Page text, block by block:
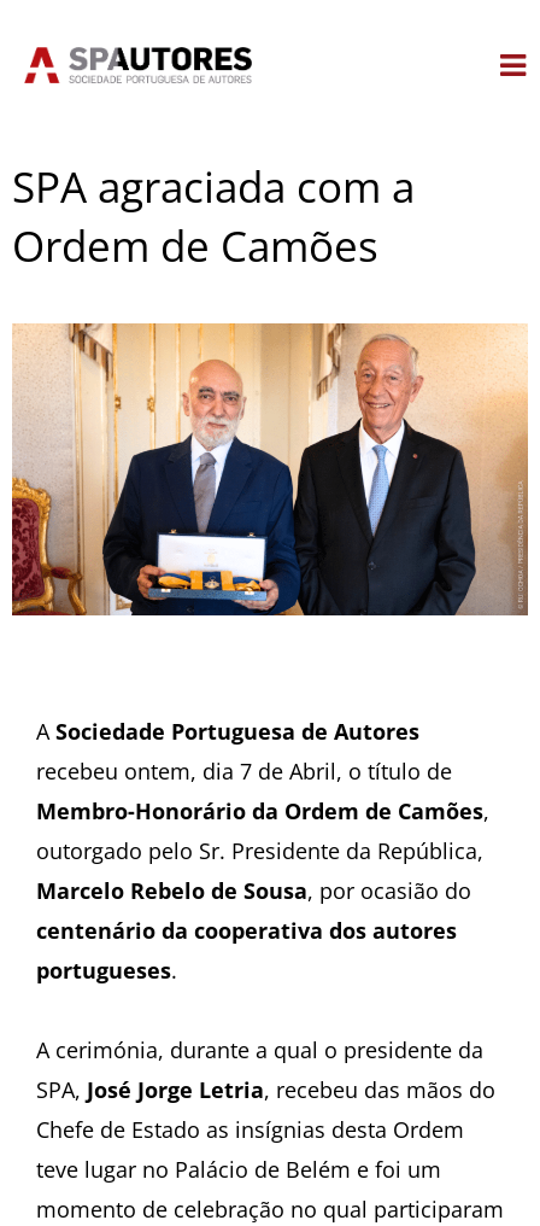
SPA agraciada com a
Ordem de Camões
ASociedade Portuguesa de Autores
recebeu ontem, dia 7 de Abril, o título de
Membro-Honorário da Ordem de Camões,
outorgado pelo Sr. Presidente da República,
Marcelo Rebelo de Sousa, por ocasião do
centenário da cooperativa dos autores
portugueses.
A cerimónia, durante a qual o presidente da
SPA, José Jorge Letria, recebeu das mãos do
Chefe de Estado as insígnias desta Ordem
teve lugar no Palácio de Belém e foi um
momento de celebração no qual participaram